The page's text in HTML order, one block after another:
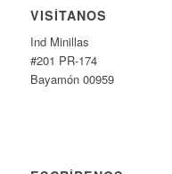
VISÍTANOS
Ind Minillas
#201 PR-174
Bayamón 00959